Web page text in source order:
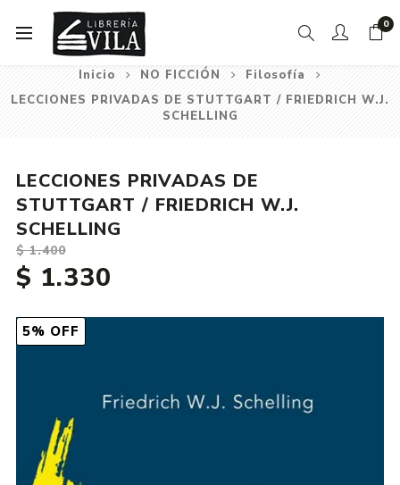
0
Inicio NO FICCIÓN
Filosofía
LECCIONES PRIVADAS DE STUTTGART / FRIEDRICH W.J.
SCHELLING
5% OFF
LECCIONES PRIVADAS DE
STUTTGART / FRIEDRICH W.J.
SCHELLING
$ 1.400
$ 1.330